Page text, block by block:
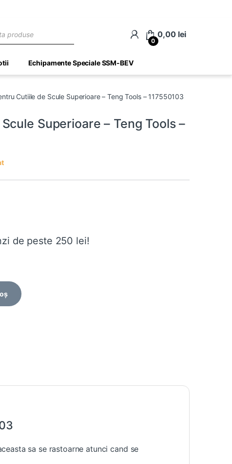
0
0,00 lei
Echipamente Speciale SSM-BEV
Cutiile de Scule Superioare – Teng Tools – 117550103
Superioare – Teng Tools –
de peste 250 lei!
sa se rastoarne atunci cand se